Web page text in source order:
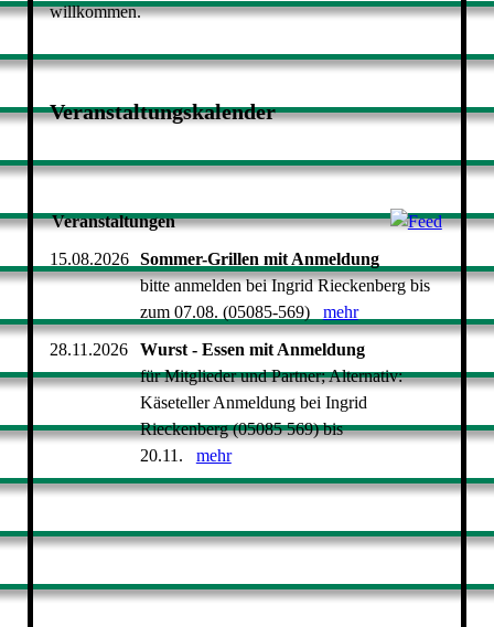
willkommen.
Veranstaltungskalender
Veranstaltungen
15.08.2026
Sommer-Grillen mit Anmeldung
bitte anmelden bei Ingrid Rieckenberg bis
zum 07.08. (05085-569) mehr
28.11.2026
Wurst - Essen mit Anmeldung
für Mitglieder und Partner; Alternativ:
Käseteller Anmeldung bei Ingrid
Rieckenberg (05085 569) bis
20.11. mehr